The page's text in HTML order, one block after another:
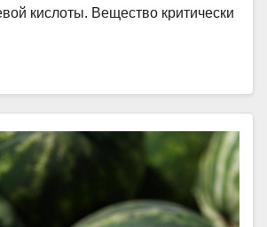
кислоты. Вещество критически